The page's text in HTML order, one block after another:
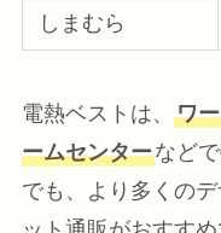
しまむら
電熱ベストは、 ワ
ームセンターなど
でも、より多くの